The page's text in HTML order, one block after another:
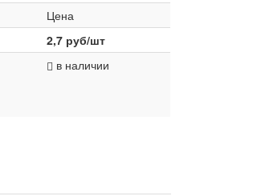
Цена
2,7руб/шт
в наличии